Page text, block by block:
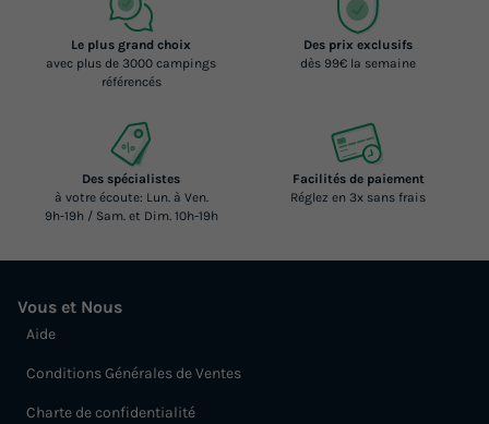
Le plus grand choix
avec plus de 3000 campings
référencés
Des prix exclusifs
dès 99€ la semaine
Des spécialistes
à votre écoute: Lun. à Ven.
9h-19h / Sam. et Dim. 10h-19h
Facilités de paiement
Réglez en 3x sans frais
Vous et Nous
Aide
Conditions Générales de Ventes
Charte de confidentialité